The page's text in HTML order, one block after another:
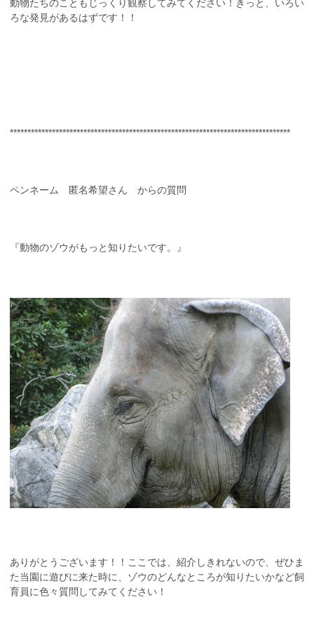
動物たちのこともじっくり観察してみてください！きっと、いろい
ろな発見があるはずです！！
********************************************************************************
ペンネーム 匿名希望さん からの質問
『動物のゾウがもっと知りたいです。』
ありがとうございます！！ここでは、紹介しきれないので、ぜひま
た当園に遊びに来た時に、ゾウのどんなところが知りたいかなど飼
育員に色々質問してみてください！